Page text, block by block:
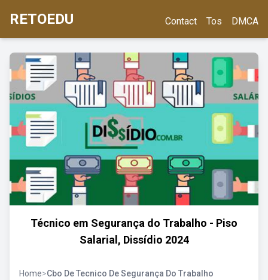
RETOEDU Contact Tos DMCA
Técnico em Segurança do Trabalho - Piso
Salarial, Dissídio 2024
Home>Cbo De Tecnico De Segurança Do Trabalho